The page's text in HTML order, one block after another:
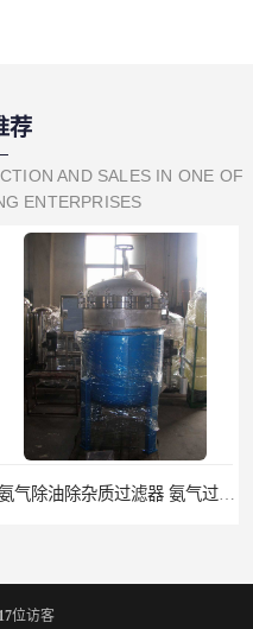
荐
AND SALES IN ONE OF
ENTERPRISES
位访客